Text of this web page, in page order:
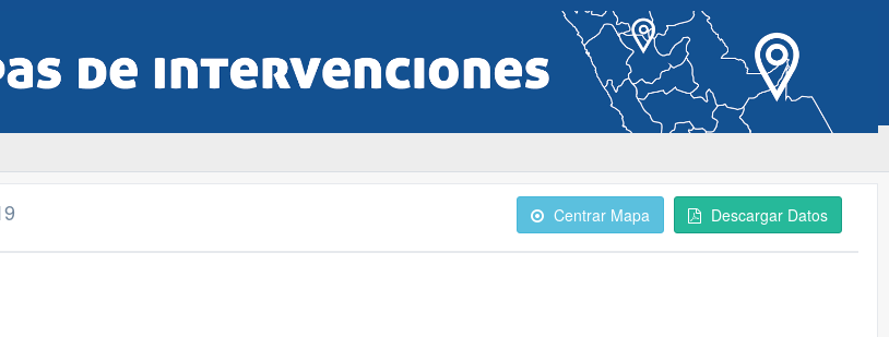
Centrar Mapa Descargar Datos